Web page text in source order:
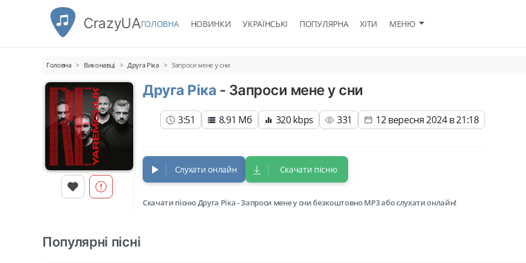
CrazyUAГОЛОВНА НОВИНКИ УКРАЇНСЬКІ ПОПУЛЯРНА ХІТИ МЕНЮ
Головна Виконавці Друга Ріка Запроси мене у сни
Друга Ріка - Запроси мене у сни
3:51 8.91 Мб 320 kbps 331 12 вересня 2024 в 21:18
Слухати онлайн Скачати пісню
Скачати пісню Друга Ріка - Запроси мене у сни безкоштовно MP3 або слухати онлайн!
Популярні пісні